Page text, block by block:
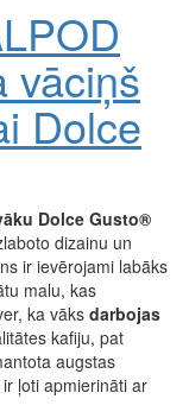
vāciņš
Dolce
Dolce Gusto®
dizainu un
ir ievērojami labāks
malu, kas
ka vāks darbojas
kafiju, pat
augstas
ļoti apmierināti ar